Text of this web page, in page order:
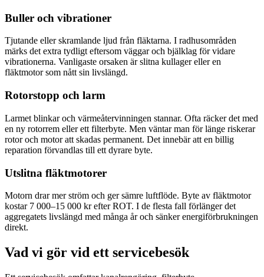
Buller och vibrationer
Tjutande eller skramlande ljud från fläktarna. I radhusområden
märks det extra tydligt eftersom väggar och bjälklag för vidare
vibrationerna. Vanligaste orsaken är slitna kullager eller en
fläktmotor som nått sin livslängd.
Rotorstopp och larm
Larmet blinkar och värmeåtervinningen stannar. Ofta räcker det med
en ny rotorrem eller ett filterbyte. Men väntar man för länge riskerar
rotor och motor att skadas permanent. Det innebär att en billig
reparation förvandlas till ett dyrare byte.
Utslitna fläktmotorer
Motorn drar mer ström och ger sämre luftflöde. Byte av fläktmotor
kostar 7 000–15 000 kr efter ROT. I de flesta fall förlänger det
aggregatets livslängd med många år och sänker energiförbrukningen
direkt.
Vad vi gör vid ett servicebesök